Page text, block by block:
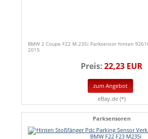
BMW 2 Coupe F22 M 235i Parksensor hinten
2015
Preis:22,23 EUR
zum Angebot
eBay.de (*)
Parksensoren